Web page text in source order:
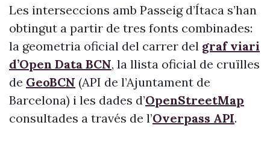
Les interseccions amb Passeig d’Ítaca s’han
obtingut a partir de tres fonts combinades:
la geometria oficial del carrer del graf viari
d’Open Data BCN, la llista oficial de cruïlles
de GeoBCN (API de l’Ajuntament de
Barcelona) i les dades d’OpenStreetMap
consultades a través de l’Overpass API.